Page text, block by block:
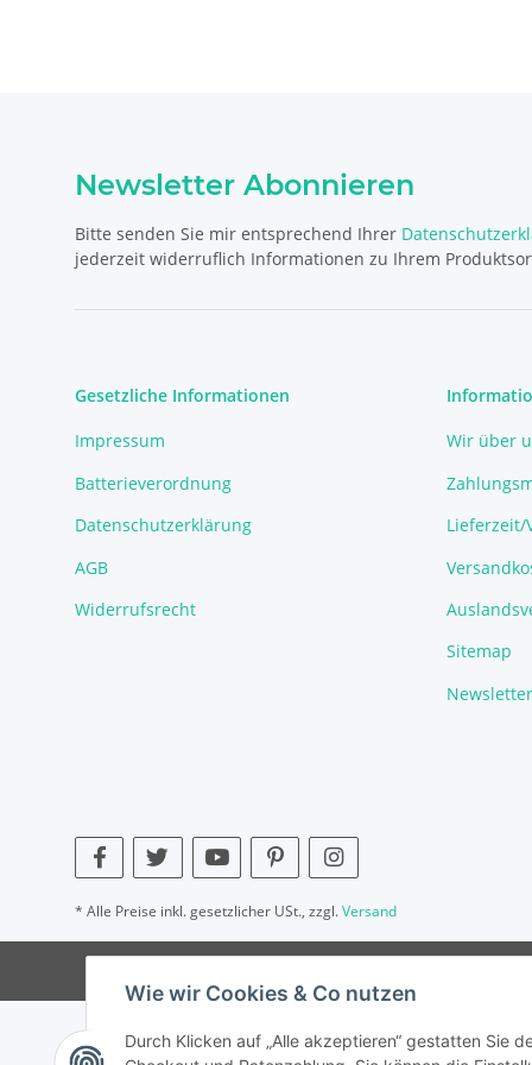
Wie wir Cookies & Co nutzen
Durch Klicken auf „Alle akzeptieren“ gestatten Sie
Newsletter Abonnieren
Bitte senden Sie mir entsprechend Ihrer
jederzeit widerruflich Informationen zu Ihrem
Gesetzliche Informationen
Impressum
Batterieverordnung
Datenschutzerklärung
AGB
Widerrufsrecht
Wir über
Lieferzeit/
Sitemap
* Alle Preise inkl. gesetzlicher USt., zzgl.Versand